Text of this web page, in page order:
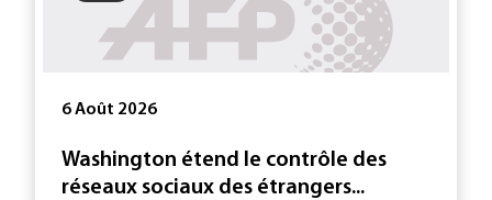
6 Août 2026
Washington étend le contrôle des
réseaux sociaux des étrangers...